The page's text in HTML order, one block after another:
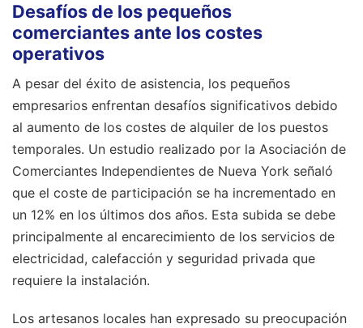
Desafíos de los pequeños
comerciantes ante los costes
operativos
A pesar del éxito de asistencia, los pequeños
empresarios enfrentan desafíos significativos debido
al aumento de los costes de alquiler de los puestos
temporales. Un estudio realizado por la Asociación de
Comerciantes Independientes de Nueva York señaló
que el coste de participación se ha incrementado en
un 12% en los últimos dos años. Esta subida se debe
principalmente al encarecimiento de los servicios de
electricidad, calefacción y seguridad privada que
requiere la instalación.
Los artesanos locales han expresado su preocupación